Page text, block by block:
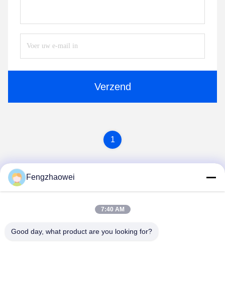
Verzend
1
Shenzhen Fengzhaowei Technology Co.,Ltd
Fengzhaowei
7:40 AM
Good day, what product are you looking for?